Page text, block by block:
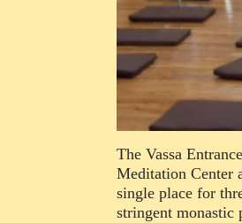
The Vassa
Meditation Center
single place for
stringent monastic